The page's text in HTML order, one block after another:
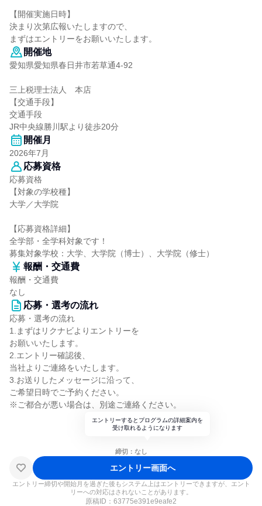
【開催実施日時】
決まり次第広報いたしますので、
まずはエントリーをお願いいたします。
開催地
愛知県愛知県春日井市若草通4-92
三上税理士法人 本店
【交通手段】
交通手段
JR中央線勝川駅より徒歩20分
開催月
2026年7月
応募資格
応募資格
【対象の学校種】
大学／大学院
【応募資格詳細】
全学部・全学科対象です！
募集対象学校：大学、大学院（博士）、大学院（修士）
報酬・交通費
報酬・交通費
なし
応募・選考の流れ
応募・選考の流れ
1.まずはリクナビよりエントリーを
お願いいたします。
2.エントリー確認後、
当社よりご連絡をいたします。
3.お送りしたメッセージに沿って、
ご希望日時でご予約ください。
※ご都合が悪い場合は、別途ご連絡ください。
エントリーするとプログラムの詳細案内を
受け取れるようになります
締切：なし
エントリー画面へ
エントリー締切や開始月を過ぎた後もシステム上はエントリーできますが、エント
リーへの対応はされないことがあります。
原稿ID： 63775e391e9eafe2